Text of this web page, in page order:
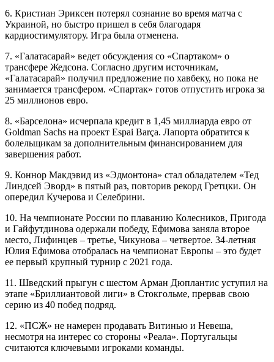
6. Кристиан Эриксен потерял сознание во время матча с
Украиной, но быстро пришел в себя благодаря
кардиостимулятору. Игра была отменена.
7. «Галатасарай» ведет обсуждения со «Спартаком» о
трансфере Жедсона. Согласно другим источникам,
«Галатасарай» получил предложение по хавбеку, но пока не
занимается трансфером. «Спартак» готов отпустить игрока за
25 миллионов евро.
8. «Барселона» исчерпала кредит в 1,45 миллиарда евро от
Goldman Sachs на проект Espai Barça. Лапорта обратится к
болельщикам за дополнительным финансированием для
завершения работ.
9. Коннор Макдэвид из «Эдмонтона» стал обладателем «Тед
Линдсей Эворд» в пятый раз, повторив рекорд Гретцки. Он
опередил Кучерова и Селебрини.
10. На чемпионате России по плаванию Колесников, Пригода
и Гайфутдинова одержали победу, Ефимова заняла второе
место, Лифинцев – третье, Чикунова – четвертое. 34-летняя
Юлия Ефимова отобралась на чемпионат Европы – это будет
ее первый крупный турнир с 2021 года.
11. Шведский прыгун с шестом Арман Дюплантис уступил на
этапе «Бриллиантовой лиги» в Стокгольме, прервав свою
серию из 40 побед подряд.
12. «ПСЖ» не намерен продавать Витинью и Невеша,
несмотря на интерес со стороны «Реала». Португальцы
считаются ключевыми игроками команды.